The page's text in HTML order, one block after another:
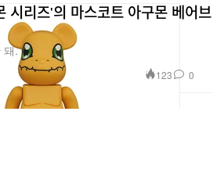
시리즈'의 마스코트 아구몬 베어브
돼.
123 0